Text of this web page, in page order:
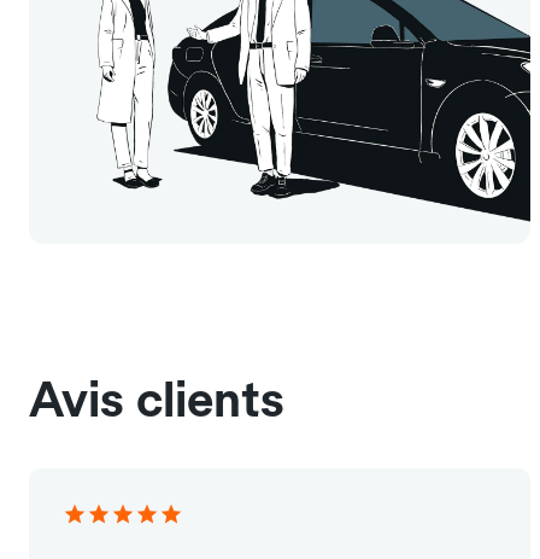
Avis clients